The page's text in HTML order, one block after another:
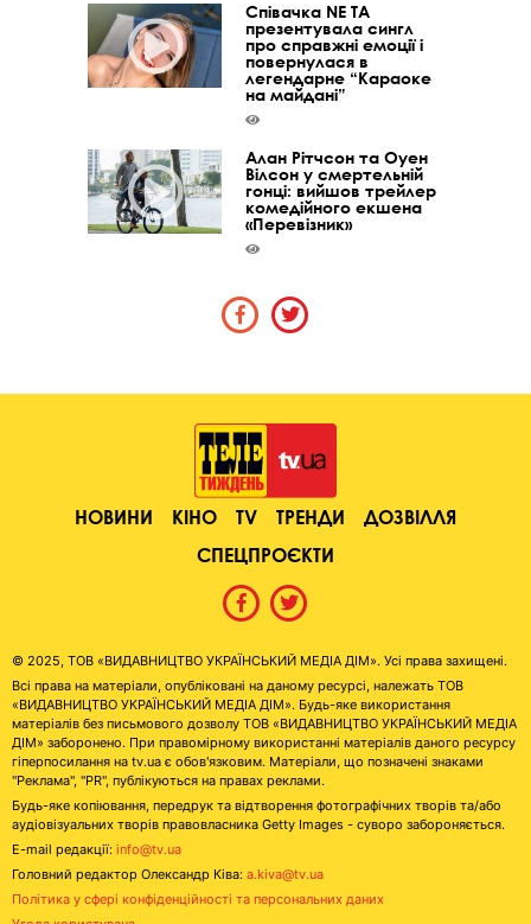
Співачка NE TA
презентувала сингл
про справжні емоції і
повернулася в
легендарне “Караоке
на майдані”
Алан Рітчсон та Оуен
Вілсон у смертельній
гонці: вийшов трейлер
комедійного екшена
«Перевізник»
НОВИНИ КІНО TV ТРЕНДИ
ДОЗВІЛЛЯ
СПЕЦПРОЄКТИ
© 2025, ТОВ «ВИДАВНИЦТВО УКРАЇНСЬКИЙ МЕДІА ДІМ». Усі права захищені.
Всі права на матеріали, опубліковані на даному ресурсі, належать ТОВ
«ВИДАВНИЦТВО УКРАЇНСЬКИЙ МЕДІА ДІМ». Будь-яке використання
матеріалів без письмового дозволу ТОВ «ВИДАВНИЦТВО УКРАЇНСЬКИЙ МЕДІА
ДІМ» заборонено. При правомірному використанні матеріалів даного ресурсу
гіперпосилання на tv.ua є обов'язковим. Матеріали, що позначені знаками
"Реклама", "PR", публікуються на правах реклами.
Будь-яке копіювання, передрук та відтворення фотографічних творів та/або
аудіовізуальних творів правовласника Getty Images - суворо забороняється.
E-mail редакції: info@tv.ua
Головний редактор Олександр Ківа: a.kiva@tv.ua
Політика у сфері конфіденційності та персональних даних